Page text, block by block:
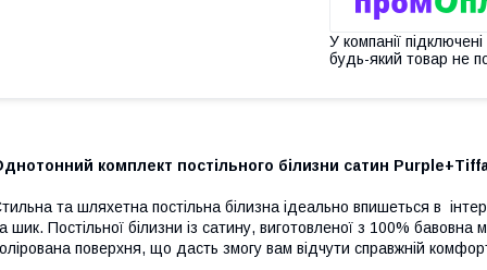
У компанії
будь-який товар не
комплект постільного білизни сатин
та шляхетна постільна білизна ідеально впишеться в
шик. Постільної білизни із сатину, виготовленої з 100% бавовна
поверхня, що дасть змогу вам відчути справжній